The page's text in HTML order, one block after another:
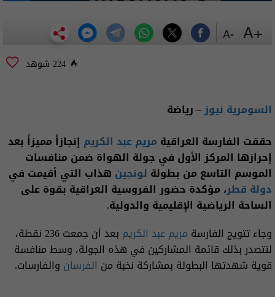
224 شوهد
السومرية نيوز– رياضة
حققت الفارسة العراقية مريم عبد الكريم إنجازاً مميزاً بعد
إحرازها المركز الأول في جولة الهواة ضمن منافسات
الموسم التاسع من بطولة لونجين هذاب التي أقيمت في
دولة قطر، مؤكدة حضور الفروسية العراقية بقوة على
الساحة الرياضية الإقليمية والدولية.
وجاء تتويج الفارسة مريم عبد الكريم
بعد أن جمعت 236 نقطة،
لتتصدر بذلك قائمة المشاركين في هذه الجولة، وسط منافسة
قوية شهدتها البطولة بمشاركة نخبة من الفرسان والفارسات.
+A
-A